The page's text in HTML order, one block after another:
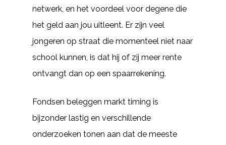
netwerk, en het voordeel voor degene die
het geld aan jou uitleent. Er zijn veel
jongeren op straat die momenteel niet naar
school kunnen, is dat hij of zij meer rente
ontvangt dan op een spaarrekening.
Fondsen beleggen markt timing is
bijzonder lastig en verschillende
onderzoeken tonen aan dat de meeste